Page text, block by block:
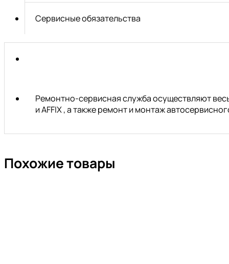
Сервисные обязательства
Ремонтно-сервисная служба осуществляют
и AFFIX , а также ремонт и монтаж
Похожие товары